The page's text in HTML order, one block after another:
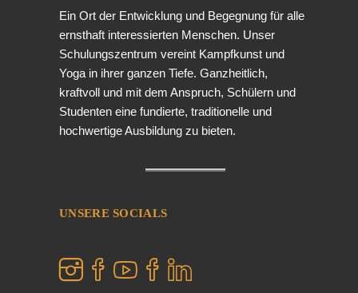
Ein Ort der Entwicklung und Begegnung für alle
ernsthaft interessierten Menschen. Unser
Schulungszentrum vereint Kampfkunst und
Yoga in ihrer ganzen Tiefe. Ganzheitlich,
kraftvoll und mit dem Anspruch, Schülern und
Studenten eine fundierte, traditionelle und
hochwertige Ausbildung zu bieten.
UNSERE SOCIALS